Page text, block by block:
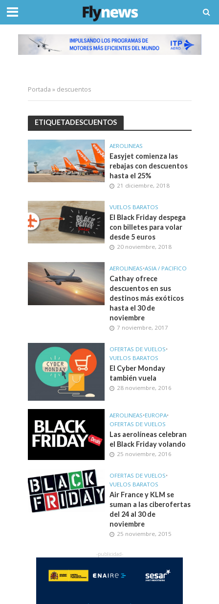
Portada » descuentos
ETIQUETADESCUENTOS
AEROLINEAS
Easyjet comienza las
rebajas con descuentos
hasta el 25%
21 diciembre, 2018
VUELOS BARATOS
El Black Friday despega
con billetes para volar
desde 5 euros
20 noviembre, 2018
AEROLINEAS•ASIA / PACIFICO
Cathay ofrece
descuentos en sus
destinos más exóticos
hasta el 30 de
noviembre
7 noviembre, 2017
OFERTAS DE VUELOS•
VUELOS BARATOS
El Cyber Monday
también vuela
28 noviembre, 2016
AEROLINEAS•EUROPA•
OFERTAS DE VUELOS
Las aerolíneas celebran
el Black Friday volando
25 noviembre, 2016
OFERTAS DE VUELOS•
VUELOS BARATOS
Air France y KLM se
suman a las ciberofertas
del 24 al 30 de
noviembre
25 noviembre, 2015